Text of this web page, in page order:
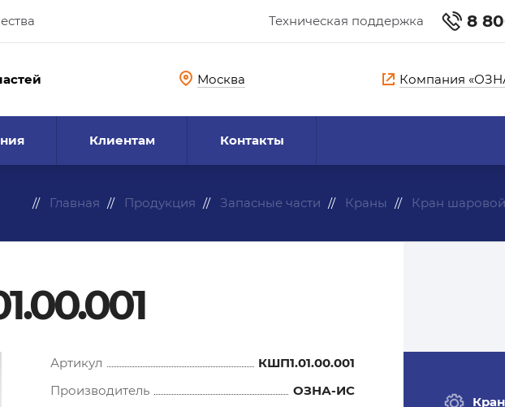
Техническая поддержка 8
Москва Компания
Клиентам Контакты
Главная Продукция Запасные части Краны Кран
Артикул
КШП1.01.00.001
Производитель
ОЗНА-ИС